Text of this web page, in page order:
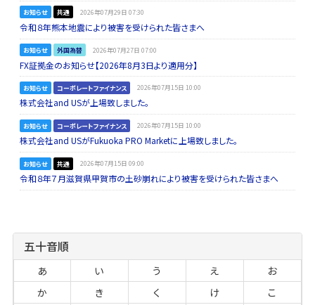
お知らせ 共通 2026年07月29日 07:30
令和８年熊本地震により被害を受けられた皆さまへ
お知らせ 外国為替 2026年07月27日 07:00
FX証拠金のお知らせ【2026年8月3日より適用分】
お知らせ コーポレートファイナンス 2026年07月15日 10:00
株式会社and USが上場致しました。
お知らせ コーポレートファイナンス 2026年07月15日 10:00
株式会社and USがFukuoka PRO Marketに上場致しました。
お知らせ 共通 2026年07月15日 09:00
令和８年７月滋賀県甲賀市の土砂崩れにより被害を受けられた皆さまへ
五十音順
あ い う え
お
か
き く け
こ